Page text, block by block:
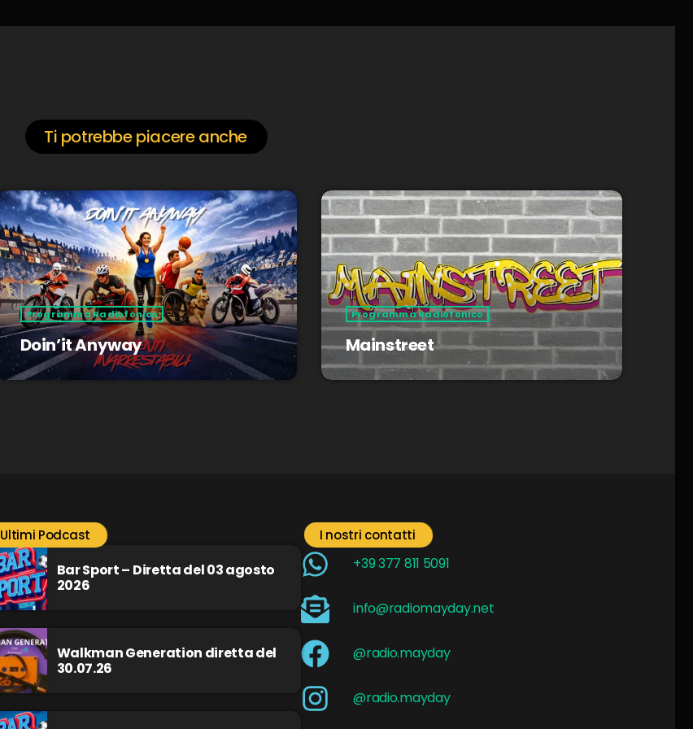
Ti potrebbe piacere anche
Programma Radiofonico
Doin’it Anyway
Programma Radiofonico
Mainstreet
Ultimi Podcast
Bar Sport – Diretta del 03 agosto
2026
Walkman Generation diretta del
30.07.26
I nostri contatti
+39 377 811 5091
info@radiomayday.net
@radio.mayday
@radio.mayday